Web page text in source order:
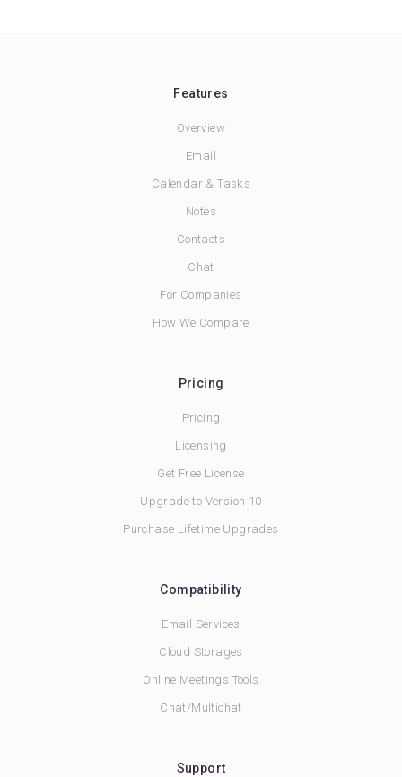
Features
Overview
Email
Calendar & Tasks
Notes
Contacts
Chat
For Companies
How We Compare
Pricing
Pricing
Licensing
Get Free License
Upgrade to Version 10
Purchase Lifetime Upgrades
Compatibility
Email Services
Cloud Storages
Online Meetings Tools
Chat/Multichat
Support